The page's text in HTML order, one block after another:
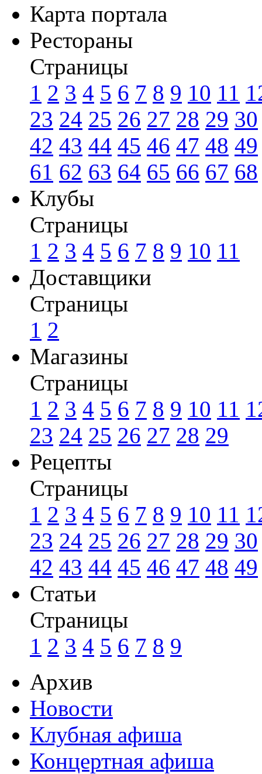
Карта портала
Рестораны
Страницы
1 2 3 4 5 6 7 8 9 10 11
23 24 25 26 27 28 29 30
42 43 44 45 46 47 48 49
61 62 63 64 65 66 67 68
Клубы
Страницы
1 2 3 4 5 6 7 8 9 10 11
Доставщики
Страницы
1 2
Магазины
Страницы
1 2 3 4 5 6 7 8 9 10 11
23 24 25 26 27 28 29
Рецепты
Страницы
1 2 3 4 5 6 7 8 9 10 11
23 24 25 26 27 28 29 30
42 43 44 45 46 47 48 49
Статьи
Страницы
1 2 3 4 5 6 7 8 9
Архив
Новости
Клубная афиша
Концертная афиша